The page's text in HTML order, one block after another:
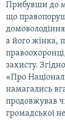
Прибувши до
що
а його жінка,
захисту.
«Про
намагались
продовжував
громадської